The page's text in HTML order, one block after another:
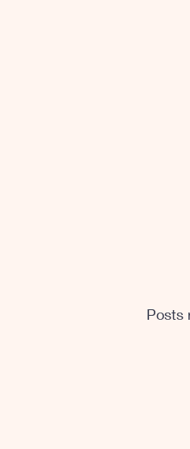
Posts